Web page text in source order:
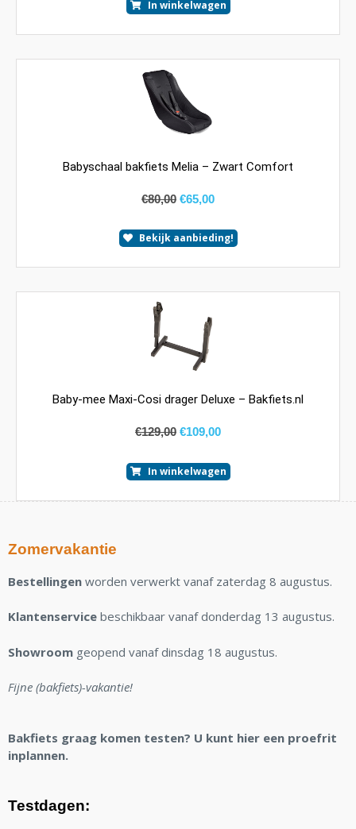
In winkelwagen
Babyschaal bakfiets Melia – Zwart Comfort
€80,00 €65,00
Bekijk aanbieding!
Baby-mee Maxi-Cosi drager Deluxe – Bakfiets.nl
€129,00 €109,00
In winkelwagen
Zomervakantie
Bestellingen worden verwerkt vanaf zaterdag 8 augustus.
Klantenservice beschikbaar vanaf donderdag 13 augustus.
Showroom geopend vanaf dinsdag 18 augustus.
Fijne (bakfiets)-vakantie!
Bakfiets graag komen testen? U kunt hier een proefrit
inplannen.
Testdagen: